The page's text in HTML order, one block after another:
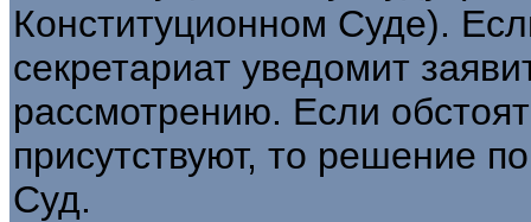
Конституционном Суде).
секретариат уведомит
рассмотрению. Если
присутствуют, то решение
Суд.